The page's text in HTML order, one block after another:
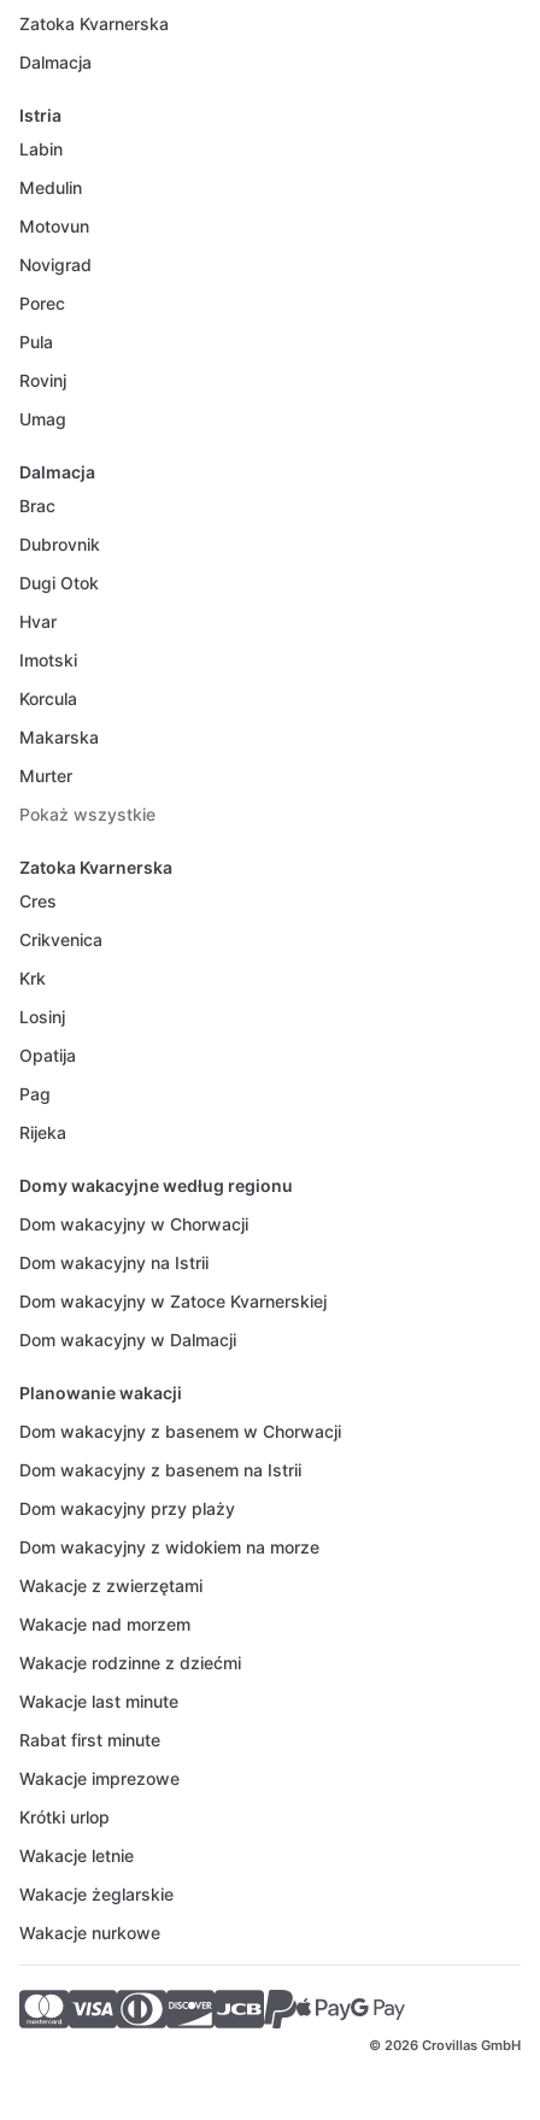
Zatoka Kvarnerska
Dalmacja
Istria
Labin
Medulin
Motovun
Novigrad
Porec
Pula
Rovinj
Umag
Dalmacja
Brac
Dubrovnik
Dugi Otok
Hvar
Imotski
Korcula
Makarska
Murter
Pokaż wszystkie
Zatoka Kvarnerska
Cres
Crikvenica
Krk
Losinj
Opatija
Pag
Rijeka
Domy wakacyjne według regionu
Dom wakacyjny w Chorwacji
Dom wakacyjny na Istrii
Dom wakacyjny w Zatoce Kvarnerskiej
Dom wakacyjny w Dalmacji
Planowanie wakacji
Dom wakacyjny z basenem w Chorwacji
Dom wakacyjny z basenem na Istrii
Dom wakacyjny przy plaży
Dom wakacyjny z widokiem na morze
Wakacje z zwierzętami
Wakacje nad morzem
Wakacje rodzinne z dziećmi
Wakacje last minute
Rabat first minute
Wakacje imprezowe
Krótki urlop
Wakacje letnie
Wakacje żeglarskie
Wakacje nurkowe
© 2026 Crovillas GmbH